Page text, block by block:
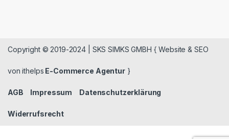
Copyright © 2019-2024 | SKS SIMKS GMBH { Website & SEO
von ithelps E-Commerce Agentur}
AGB Impressum Datenschutzerklärung
Widerrufsrecht